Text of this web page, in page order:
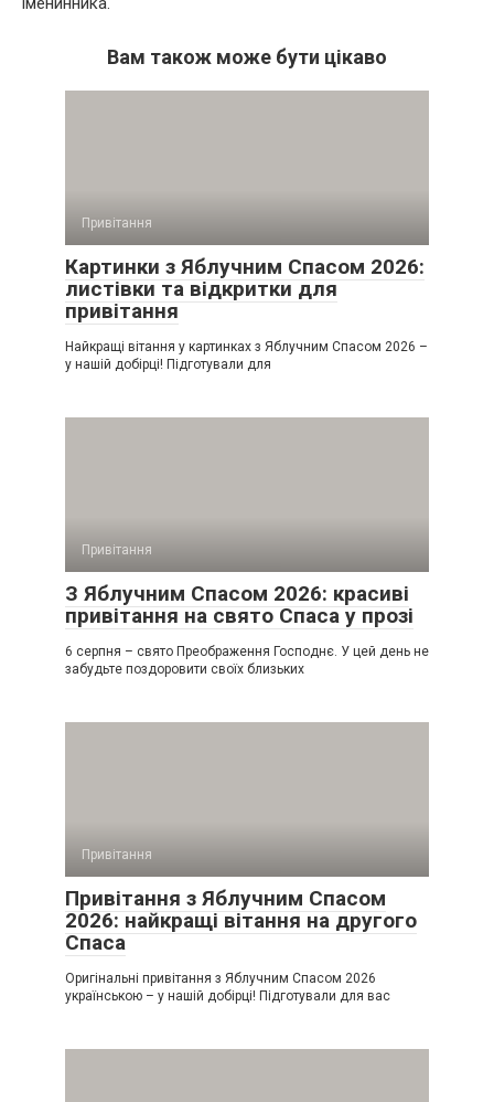
Вам також може бути цікаво
Привітання
Картинки з Яблучним Спасом 2026:
листівки та відкритки для
привітання
Найкращі вітання у картинках з Яблучним Спасом 2026 –
у нашій добірці! Підготували для
Привітання
З Яблучним Спасом 2026: красиві
привітання на свято Спаса у прозі
6 серпня – свято Преображення Господнє. У цей день не
забудьте поздоровити своїх близьких
Привітання
Привітання з Яблучним Спасом
2026: найкращі вітання на другого
Спаса
Оригінальні привітання з Яблучним Спасом 2026
українською – у нашій добірці! Підготували для вас